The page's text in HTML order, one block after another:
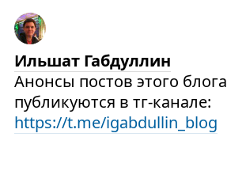
Ильшат Габдуллин
Анонсы постов этого блога
публикуются в тг-канале:
https://t.me/igabdullin_blog